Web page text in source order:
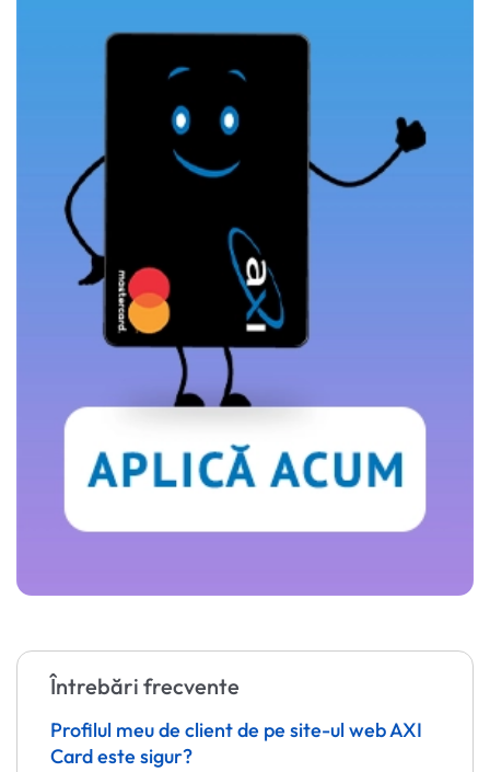
Întrebări frecvente
Profilul meu de client de pe site-ul web AXI
Card este sigur?